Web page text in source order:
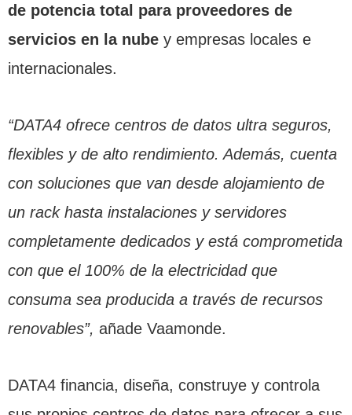
de potencia total para proveedores de
servicios en la nube y empresas locales e
internacionales.
“DATA4 ofrece centros de datos ultra seguros,
flexibles y de alto rendimiento. Además, cuenta
con soluciones que van desde alojamiento de
un rack hasta instalaciones y servidores
completamente dedicados y está comprometida
con que el 100% de la electricidad que
consuma sea producida a través de recursos
renovables”, añade Vaamonde.
DATA4 financia, diseña, construye y controla